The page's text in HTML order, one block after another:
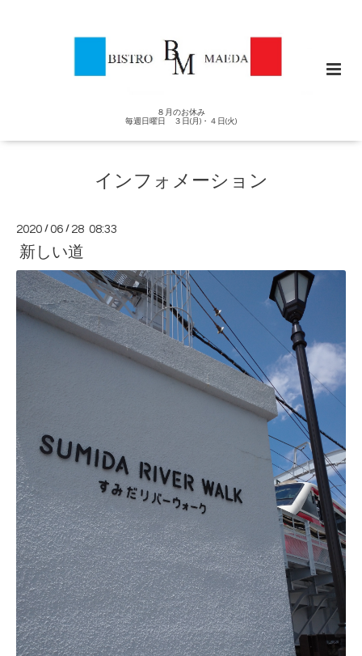
８月のお休み
毎週日曜日 ３日(月)・４日(火)
インフォメーション
2020 /06 / 28 08:33
新しい道